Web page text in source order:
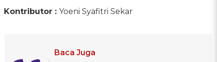
Kontributor : Yoeni Syafitri Sekar
Baca Juga